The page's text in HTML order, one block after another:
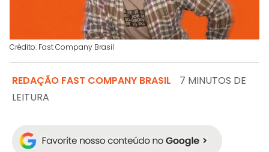
Crédito: Fast Company Brasil
REDAÇÃO FAST COMPANY BRASIL
7 MINUTOS DE
LEITURA